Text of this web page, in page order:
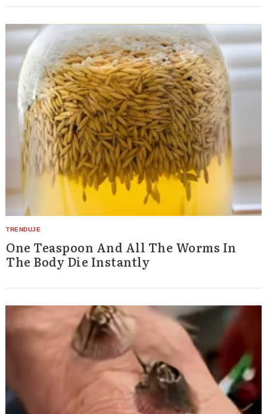
One Teaspoon And All The Worms In
The Body Die Instantly